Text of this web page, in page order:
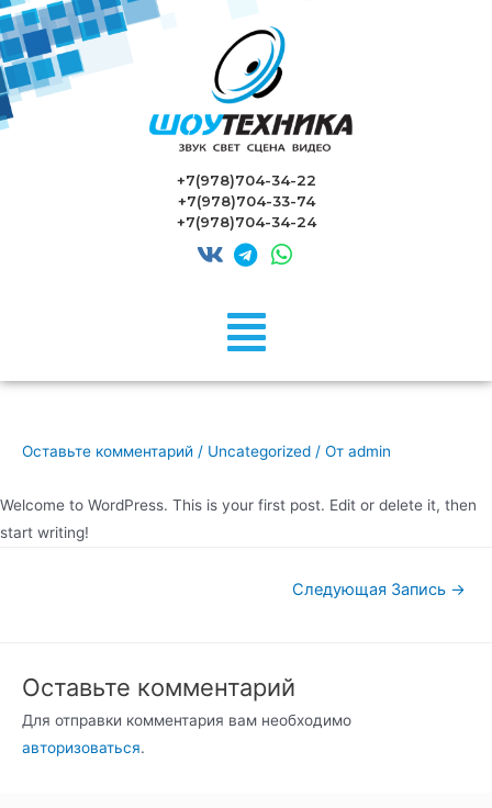
+7(978)704-34-22
+7(978)704-33-74
+7(978)704-34-24
Оставьте комментарий / Uncategorized / От admin
Welcome to WordPress. This is your first post. Edit or delete it, then
start writing!
Следующая Запись →
Оставьте комментарий
Для отправки комментария вам необходимо
авторизоваться.